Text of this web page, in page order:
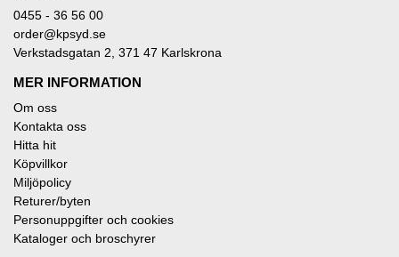
0455 - 36 56 00
order@kpsyd.se
Verkstadsgatan 2, 371 47 Karlskrona
MER INFORMATION
Om oss
Kontakta oss
Hitta hit
Köpvillkor
Miljöpolicy
Returer/byten
Personuppgifter och cookies
Kataloger och broschyrer